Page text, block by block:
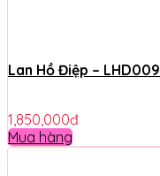
Lan Hồ Điệp – LHD009
1,850,000đ
Mua hàng